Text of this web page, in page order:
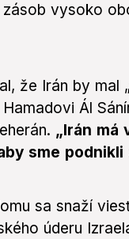
vysoko
že Irán by
Ál
„Irán má
sme
sa snaží
úderu